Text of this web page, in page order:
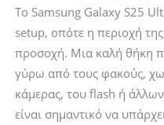
Το Samsung Galaxy S25
setup, οπότε η περιοχή της
προσοχή. Μια καλή θήκη
γύρω από τους φακούς,
κάμερας, του flash ή
είναι σημαντικό να